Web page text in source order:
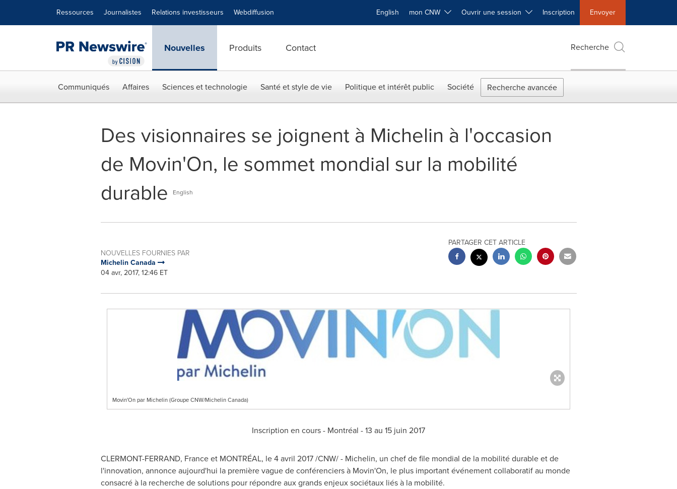
Ressources Journalistes Relations investisseurs Webdiffusion English mon CNW Ouvrir une session Inscription Envoyer
Nouvelles Produits Contact Recherche
Communiqués Affaires Sciences et technologie Santé et style de vie Politique et intérêt public Société Recherche avancée
Des visionnaires se joignent à Michelin à l'occasion
de Movin'On, le sommet mondial sur la mobilité
durable
English
NOUVELLES FOURNIES PAR
Michelin Canada
04 avr, 2017, 12:46 ET
PARTAGER CET ARTICLE
Movin'On par Michelin (Groupe CNW/Michelin Canada)
Inscription en cours - Montréal - 13 au 15 juin 2017
CLERMONT-FERRAND, Franceet MONTRÉAL, le 4 avril 2017 /CNW/ - Michelin, un chef de file mondial de la mobilité durable et de
l'innovation, annonce aujourd'hui la première vague de conférenciers à Movin'On, le plus important événement collaboratif au monde
consacré à la recherche de solutions pour répondre aux grands enjeux sociétaux liés à la mobilité.